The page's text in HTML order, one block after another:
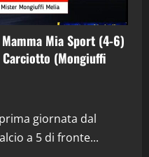
Mia Sport (4-6)
(Mongiuffi
giornata dal
a 5 di fronte...
in Podcast: 29^ Puntata
2026)